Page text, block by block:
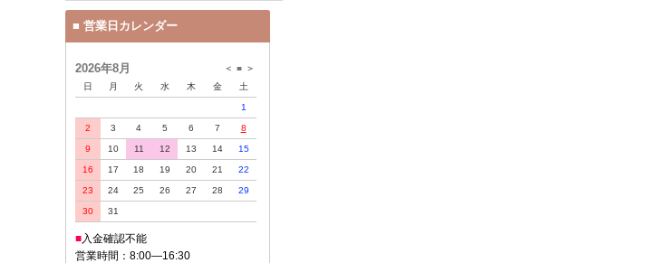
■ 営業日カレンダー
＞
■
＜
2026年8月
日 月 火 水 木 金 土
1
2 3 4 5 6 7 8
9 10 11 12 13 14 15
16 17 18 19 20 21 22
23 24 25 26 27 28 29
30 31
■入金確認不能
営業時間：8:00—16:30